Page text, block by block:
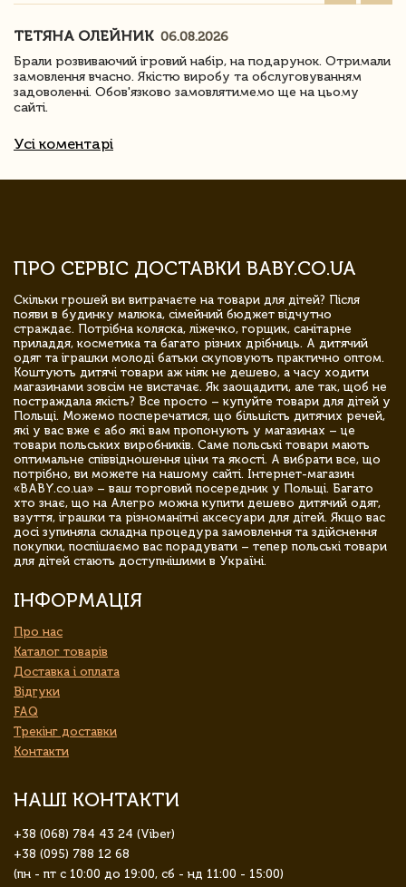
ТЕТЯНА ОЛЕЙНИК 06.08.2026
Брали розвиваючий ігровий набір, на подарунок. Отримали
замовлення вчасно. Якістю виробу та обслуговуванням
задоволенні. Обов'язково замовлятимемо ще на цьому
сайті.
Усі коментарі
ПРО СЕРВІС ДОСТАВКИ BABY.CO.UA
Скільки грошей ви витрачаєте на товари для дітей? Після
появи в будинку малюка, сімейний бюджет відчутно
страждає. Потрібна коляска, ліжечко, горщик, санітарне
приладдя, косметика та багато різних дрібниць. А дитячий
одяг та іграшки молоді батьки скуповують практично оптом.
Коштують дитячі товари аж ніяк не дешево, а часу ходити
магазинами зовсім не вистачає. Як заощадити, але так, щоб не
постраждала якість? Все просто – купуйте товари для дітей у
Польщі. Можемо посперечатися, що більшість дитячих речей,
які у вас вже є або які вам пропонують у магазинах – це
товари польських виробників. Саме польські товари мають
оптимальне співвідношення ціни та якості. А вибрати все, що
потрібно, ви можете на нашому сайті. Інтернет-магазин
«BABY.co.ua» – ваш торговий посередник у Польщі. Багато
хто знає, що на Алегро можна купити дешево дитячий одяг,
взуття, іграшки та різноманітні аксесуари для дітей. Якщо вас
досі зупиняла складна процедура замовлення та здійснення
покупки, поспішаємо вас порадувати – тепер польські товари
для дітей стають доступнішими в Україні.
ІНФОРМАЦІЯ
Про нас
Каталог товарів
Доставка і оплата
Відгуки
FAQ
Трекінг доставки
Контакти
НАШІ КОНТАКТИ
+38 (068) 784 43 24 (Viber)
+38 (095) 788 12 68
(пн - пт с 10:00 до 19:00, сб - нд 11:00 - 15:00)